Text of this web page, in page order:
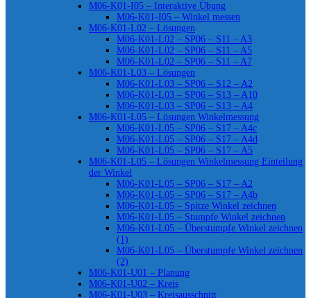
M06-K01-I05 – Interaktive Übung
M06-K01-I05 – Winkel messen
M06-K01-L02 – Lösungen
M06-K01-L02 – SP06 – S11 – A3
M06-K01-L02 – SP06 – S11 – A5
M06-K01-L02 – SP06 – S11 – A7
M06-K01-L03 – Lösungen
M06-K01-L03 – SP06 – S12 – A2
M06-K01-L03 – SP06 – S13 – A10
M06-K01-L03 – SP06 – S13 – A4
M06-K01-L05 – Lösungen Winkelmessung
M06-K01-L05 – SP06 – S17 – A4c
M06-K01-L05 – SP06 – S17 – A4d
M06-K01-L05 – SP06 – S17 – A5
M06-K01-L05 – Lösungen Winkelmessung Einteilung
der Winkel
M06-K01-L05 – SP06 – S17 – A2
M06-K01-L05 – SP06 – S17 – A4b
M06-K01-L05 – Spitze Winkel zeichnen
M06-K01-L05 – Stumpfe Winkel zeichnen
M06-K01-L05 – Überstumpfe Winkel zeichnen
(1)
M06-K01-L05 – Überstumpfe Winkel zeichnen
(2)
M06-K01-U01 – Planung
M06-K01-U02 – Kreis
M06-K01-U03 – Kreisausschnitt